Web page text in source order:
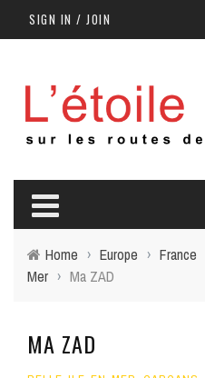
SIGN IN / JOIN
Home › Europe › France
Mer › Ma ZAD
MA ZAD